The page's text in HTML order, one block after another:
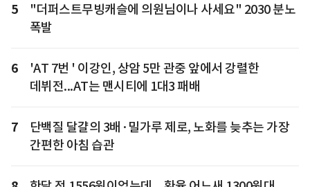
5
"더퍼스트무빙캐슬에 의원님이나 사세요" 2030 분노
폭발
6
'AT 7번 ' 이강인, 상암 5만 관중 앞에서 강렬한
데뷔전...AT는 맨시티에 1대3 패배
7
단백질 달걀의 3배·밀가루 제로, 노화를 늦추는 가장
간편한 아침 습관